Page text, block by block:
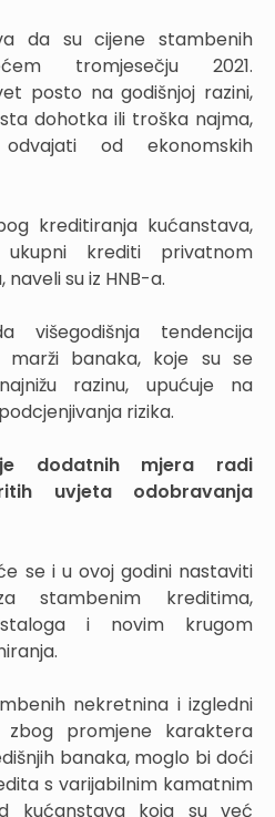
da su cijene stambenih
tromjesečju 2021.
posto na godišnjoj razini,
dohotka ili troška najma,
od ekonomskih
kreditiranja kućanstava,
krediti privatnom
su iz HNB-a.
tendencija
marži banaka, koje su se
razinu, upućuje na
rizika.
dodatnih mjera radi
uvjeta odobravanja
se i u ovoj godini nastaviti
stambenim kreditima,
i novim krugom
nekretnina i izgledni
promjene karaktera
banaka, moglo bi doći
s varijabilnim kamatnim
kućanstava koja su već